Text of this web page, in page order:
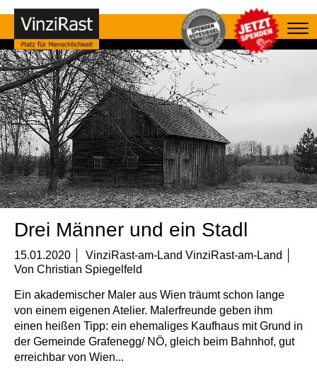
Drei Männer und ein Stadl
15.01.2020
VinziRast-am-Land VinziRast-am-Land
Von Christian Spiegelfeld
Ein akademischer Maler aus Wien träumt schon lange
von einem eigenen Atelier. Malerfreunde geben ihm
einen heißen Tipp: ein ehemaliges Kaufhaus mit Grund in
der Gemeinde Grafenegg/ NÖ, gleich beim Bahnhof, gut
erreichbar von Wien...